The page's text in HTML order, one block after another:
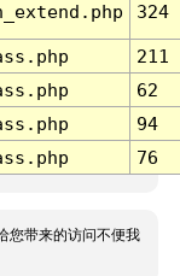
324
211
62
94
76
您带来的访问不便我